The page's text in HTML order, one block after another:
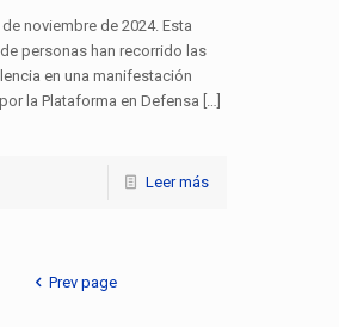
noviembre de 2024. Esta
personas han recorrido las
en una manifestación
la Plataforma en Defensa […]
Leer más
Prev page